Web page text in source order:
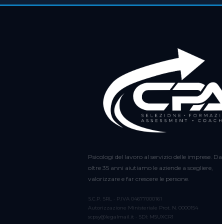
Psicologi del lavoro al servizio delle imprese. Da
oltre 35 anni aiutiamo le aziende a scegliere,
valorizzare e far crescere le persone.
S.C.P. SRL · P.IVA 04677000161
Autorizzazione Ministeriale Prot. N. 0000154
scpsy@legalmail.it · SDI: M5UXCR1